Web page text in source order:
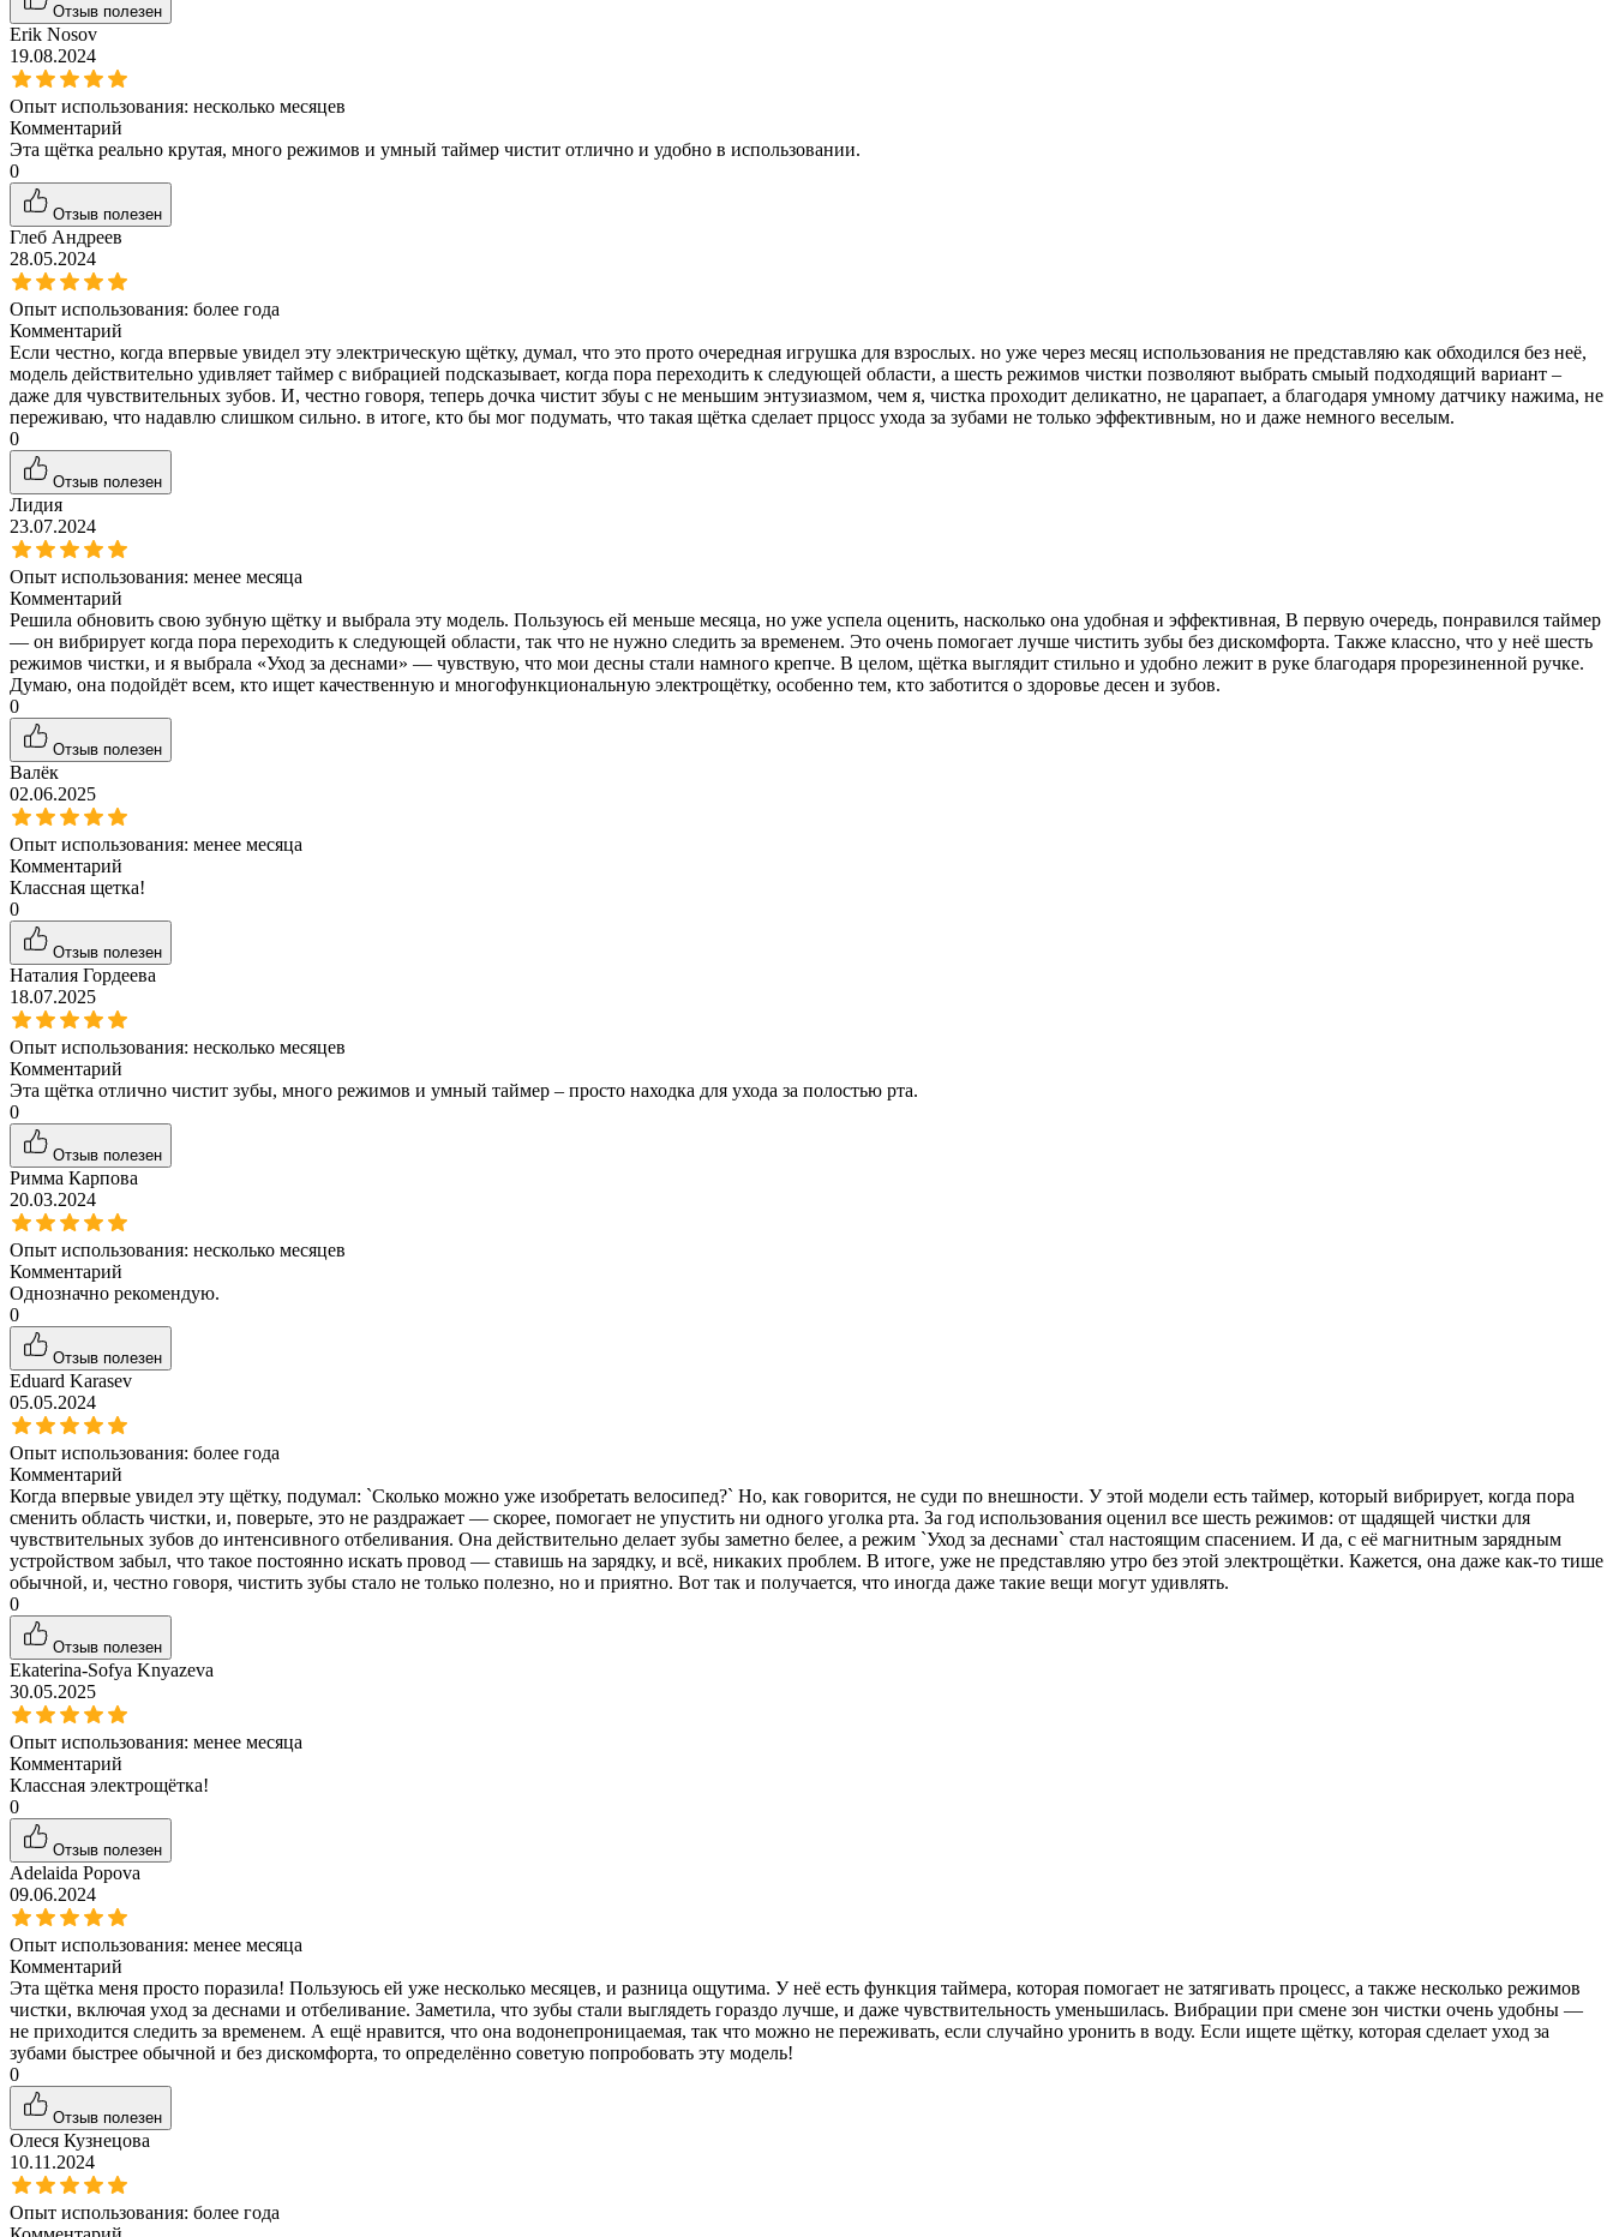
Отзыв полезен
Erik Nosov
19.08.2024
Опыт использования: несколько месяцев
Комментарий
Эта щётка реально крутая, много режимов и умный таймер чистит отлично и удобно в использовании.
0
Отзыв полезен
Глеб Андреев
28.05.2024
Опыт использования: более года
Комментарий
Если честно, когда впервые увидел эту электрическую щётку, думал, что это прото очередная игрушка для взрослых. но уже через месяц использования не представляю как обходился без неё,
модель действительно удивляет таймер с вибрацией подсказывает, когда пора переходить к следующей области, а шесть режимов чистки позволяют выбрать смыый подходящий вариант –
даже для чувствительных зубов. И, честно говоря, теперь дочка чистит збуы с не меньшим энтузиазмом, чем я, чистка проходит деликатно, не царапает, а благодаря умному датчику нажима, не
переживаю, что надавлю слишком сильно. в итоге, кто бы мог подумать, что такая щётка сделает прцосс ухода за зубами не только эффективным, но и даже немного веселым.
0
Отзыв полезен
Лидия
23.07.2024
Опыт использования: менее месяца
Комментарий
Решила обновить свою зубную щётку и выбрала эту модель. Пользуюсь ей меньше месяца, но уже успела оценить, насколько она удобная и эффективная, В первую очередь, понравился таймер
— он вибрирует когда пора переходить к следующей области, так что не нужно следить за временем. Это очень помогает лучше чистить зубы без дискомфорта. Также классно, что у неё шесть
режимов чистки, и я выбрала «Уход за деснами» — чувствую, что мои десны стали намного крепче. В целом, щётка выглядит стильно и удобно лежит в руке благодаря прорезиненной ручке.
Думаю, она подойдёт всем, кто ищет качественную и многофункциональную электрощётку, особенно тем, кто заботится о здоровье десен и зубов.
0
Отзыв полезен
Валёк
02.06.2025
Опыт использования: менее месяца
Комментарий
Классная щетка!
0
Отзыв полезен
Наталия Гордеева
18.07.2025
Опыт использования: несколько месяцев
Комментарий
Эта щётка отлично чистит зубы, много режимов и умный таймер – просто находка для ухода за полостью рта.
0
Отзыв полезен
Римма Карпова
20.03.2024
Опыт использования: несколько месяцев
Комментарий
Однозначно рекомендую.
0
Отзыв полезен
Eduard Karasev
05.05.2024
Опыт использования: более года
Комментарий
Когда впервые увидел эту щётку, подумал: `Сколько можно уже изобретать велосипед?` Но, как говорится, не суди по внешности. У этой модели есть таймер, который вибрирует, когда пора
сменить область чистки, и, поверьте, это не раздражает — скорее, помогает не упустить ни одного уголка рта. За год использования оценил все шесть режимов: от щадящей чистки для
чувствительных зубов до интенсивного отбеливания. Она действительно делает зубы заметно белее, а режим `Уход за деснами` стал настоящим спасением. И да, с её магнитным зарядным
устройством забыл, что такое постоянно искать провод — ставишь на зарядку, и всё, никаких проблем. В итоге, уже не представляю утро без этой электрощётки. Кажется, она даже как-то тише
обычной, и, честно говоря, чистить зубы стало не только полезно, но и приятно. Вот так и получается, что иногда даже такие вещи могут удивлять.
0
Отзыв полезен
Ekaterina-Sofya Knyazeva
30.05.2025
Опыт использования: менее месяца
Комментарий
Классная электрощётка!
0
Отзыв полезен
Adelaida Popova
09.06.2024
Опыт использования: менее месяца
Комментарий
Эта щётка меня просто поразила! Пользуюсь ей уже несколько месяцев, и разница ощутима. У неё есть функция таймера, которая помогает не затягивать процесс, а также несколько режимов
чистки, включая уход за деснами и отбеливание. Заметила, что зубы стали выглядеть гораздо лучше, и даже чувствительность уменьшилась. Вибрации при смене зон чистки очень удобны —
не приходится следить за временем. А ещё нравится, что она водонепроницаемая, так что можно не переживать, если случайно уронить в воду. Если ищете щётку, которая сделает уход за
зубами быстрее обычной и без дискомфорта, то определённо советую попробовать эту модель!
0
Отзыв полезен
Олеся Кузнецова
10.11.2024
Опыт использования: более года